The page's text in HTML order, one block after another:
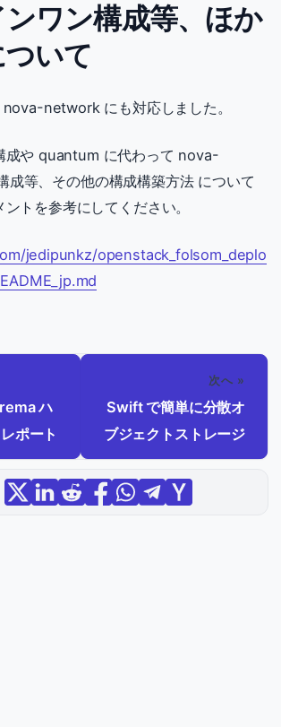
ワン構成等、ほか
いて
network にも対応しました。
成や quantum に代わって nova-
等、その他の構成構築方法 について
トを参考にしてください。
jedipunkz/openstack_folsom_deplo
ハ
ポート
次へ »
Swift で簡単に分散オ
ブジェクトストレージ